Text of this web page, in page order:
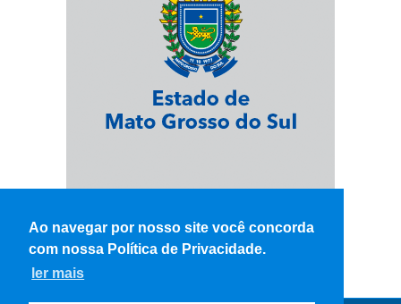
Ao navegar por nosso site você concorda
com nossa Política de Privacidade.
ler mais